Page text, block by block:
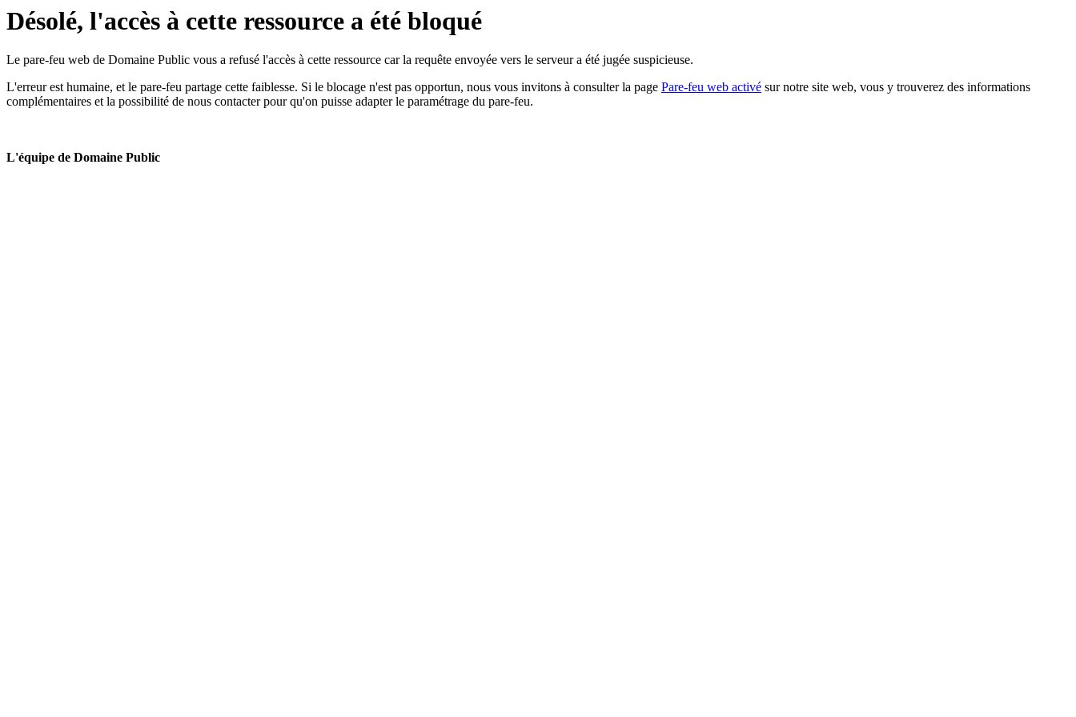
Désolé, l'accès à cette ressource a été bloqué
Le pare-feu web de Domaine Public vous a refusé l'accès à cette ressource car la requête envoyée vers le serveur a été jugée suspicieuse.
L'erreur est humaine, et le pare-feu partage cette faiblesse. Si le blocage n'est pas opportun, nous vous invitons à consulter la page Pare-feu web activé sur notre site web, vous y trouverez des informations
complémentaires et la possibilité de nous contacter pour qu'on puisse adapter le paramétrage du pare-feu.
L'équipe de Domaine Public